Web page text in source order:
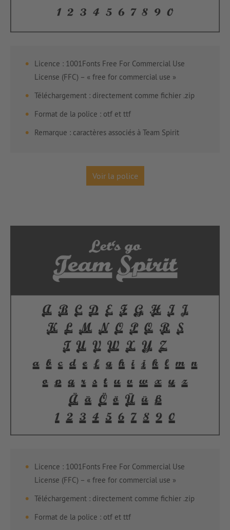
Licence : 1001Fonts Free For Commercial Use
License (FFC) – « free for commercial use »
Téléchargement : directement comme fichier .zip
Format de la police : otf et ttf
Remarque : caractères associés à Team Spirit
Voir la police
Licence : 1001Fonts Free For Commercial Use
License (FFC) – « free for commercial use »
Téléchargement : directement comme fichier .zip
Format de la police : otf et ttf